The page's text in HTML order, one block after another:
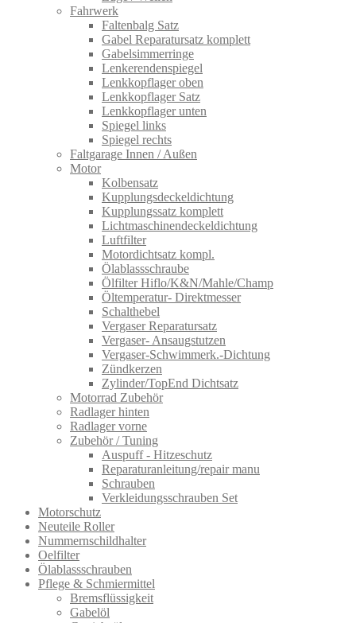
Fahrwerk
Faltenbalg Satz
Gabel Reparatursatz komplett
Gabelsimmerringe
Lenkerendenspiegel
Lenkkopflager oben
Lenkkopflager Satz
Lenkkopflager unten
Spiegel links
Spiegel rechts
Faltgarage Innen / Außen
Motor
Kolbensatz
Kupplungsdeckeldichtung
Kupplungssatz komplett
Lichtmaschinendeckeldichtung
Luftfilter
Motordichtsatz kompl.
Ölablassschraube
Ölfilter Hiflo/K&N/Mahle/Champ
Öltemperatur- Direktmesser
Schalthebel
Vergaser Reparatursatz
Vergaser- Ansaugstutzen
Vergaser-Schwimmerk.-Dichtung
Zündkerzen
Zylinder/TopEnd Dichtsatz
Motorrad Zubehör
Radlager hinten
Radlager vorne
Zubehör / Tuning
Auspuff - Hitzeschutz
Reparaturanleitung/repair manu
Schrauben
Verkleidungsschrauben Set
Motorschutz
Neuteile Roller
Nummernschildhalter
Oelfilter
Ölablassschra​uben
Pflege & Schmiermittel
Bremsflüssigkeit
Gabelöl